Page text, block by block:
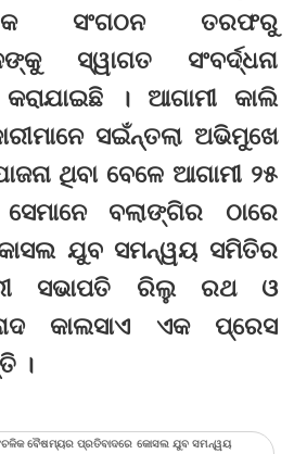
ସଂଗଠନ ତରଫରୁ
ସ୍ୱାଗତ ସଂବର୍ଦ୍ଧନା
। ଆଗାମୀ କାଲି
ସଇଁନ୍ତଲା ଅଭିମୁଖେ
ଥିବା ବେଳେ ଆଗାମୀ ୨୫
ବଲାଙ୍ଗିର ଠାରେ
ଯୁବ ସମନ୍ୱୟ ସମିତିର
ସଭାପତି ରିଲୁ ରଥ ଓ
କାଲସାଏ ଏକ ପ୍ରେସ
।
ବୈଷମ୍ୟର ପ୍ରତିବାଦରେ କୋସଲ ଯୁବ ସମନ୍ୱୟ